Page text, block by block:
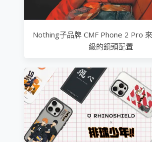
Nothing子品牌 CMF Phone 2 Pro
級的鏡頭配置